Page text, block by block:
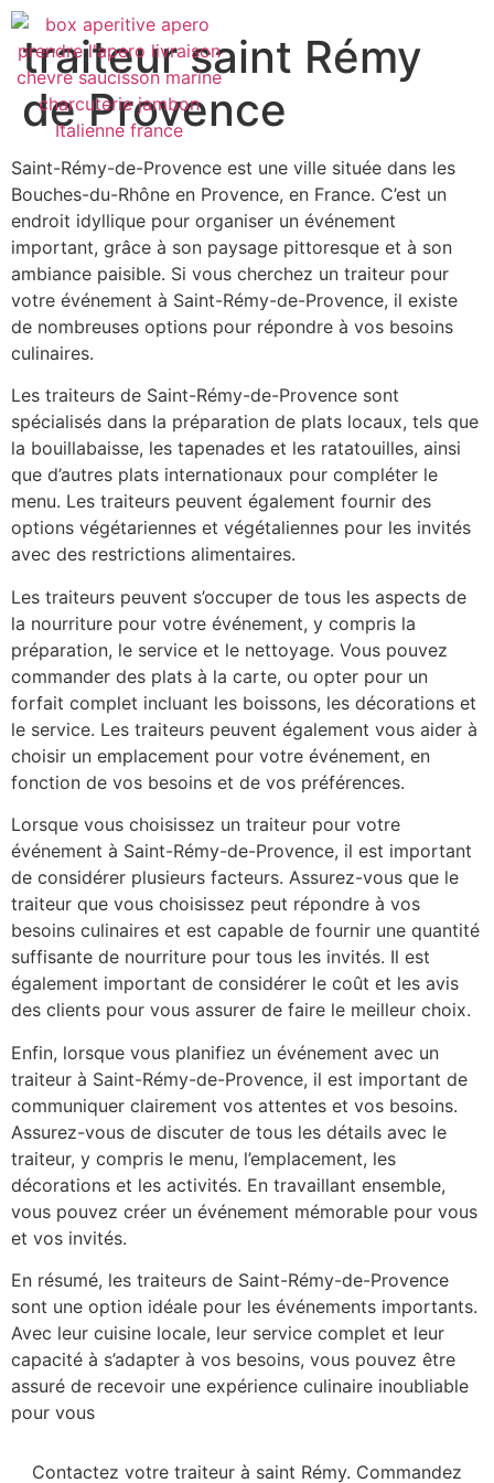
traiteur saint Rémy
de Provence
Saint-Rémy-de-Provence est une ville située dans les
Bouches-du-Rhône en Provence, en France. C’est un
endroit idyllique pour organiser un événement
important, grâce à son paysage pittoresque et à son
ambiance paisible. Si vous cherchez un traiteur pour
votre événement à Saint-Rémy-de-Provence, il existe
de nombreuses options pour répondre à vos besoins
culinaires.
Les traiteurs de Saint-Rémy-de-Provence sont
spécialisés dans la préparation de plats locaux, tels que
la bouillabaisse, les tapenades et les ratatouilles, ainsi
que d’autres plats internationaux pour compléter le
menu. Les traiteurs peuvent également fournir des
options végétariennes et végétaliennes pour les invités
avec des restrictions alimentaires.
Les traiteurs peuvent s’occuper de tous les aspects de
la nourriture pour votre événement, y compris la
préparation, le service et le nettoyage. Vous pouvez
commander des plats à la carte, ou opter pour un
forfait complet incluant les boissons, les décorations et
le service. Les traiteurs peuvent également vous aider à
choisir un emplacement pour votre événement, en
fonction de vos besoins et de vos préférences.
Lorsque vous choisissez un traiteur pour votre
événement à Saint-Rémy-de-Provence, il est important
de considérer plusieurs facteurs. Assurez-vous que le
traiteur que vous choisissez peut répondre à vos
besoins culinaires et est capable de fournir une quantité
suffisante de nourriture pour tous les invités. Il est
également important de considérer le coût et les avis
des clients pour vous assurer de faire le meilleur choix.
Enfin, lorsque vous planifiez un événement avec un
traiteur à Saint-Rémy-de-Provence, il est important de
communiquer clairement vos attentes et vos besoins.
Assurez-vous de discuter de tous les détails avec le
traiteur, y compris le menu, l’emplacement, les
décorations et les activités. En travaillant ensemble,
vous pouvez créer un événement mémorable pour vous
et vos invités.
En résumé, les traiteurs de Saint-Rémy-de-Provence
sont une option idéale pour les événements importants.
Avec leur cuisine locale, leur service complet et leur
capacité à s’adapter à vos besoins, vous pouvez être
assuré de recevoir une expérience culinaire inoubliable
pour vous
Contactez votre traiteur à saint Rémy. Commandez